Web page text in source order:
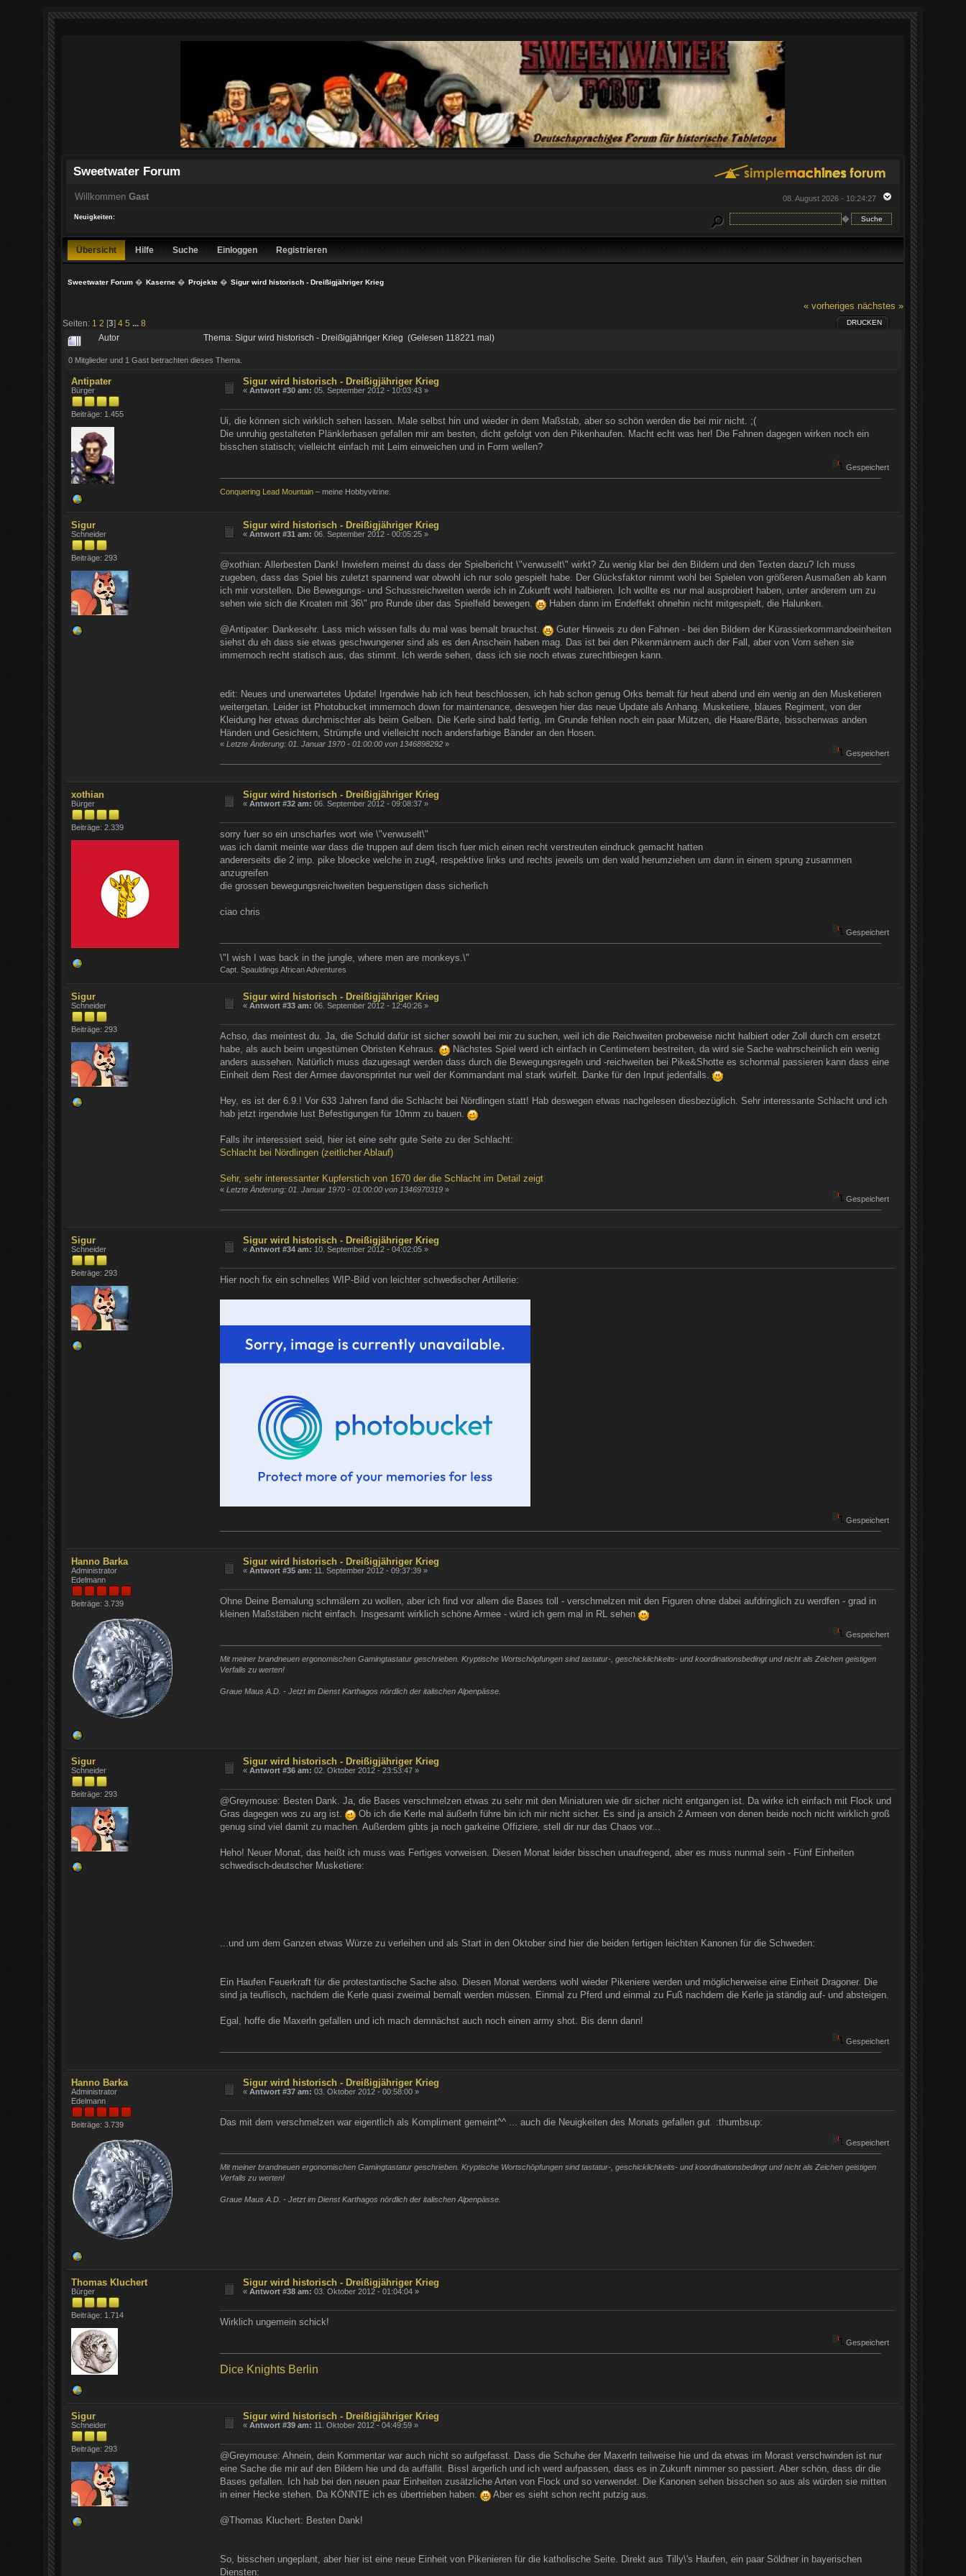
Sweetwater Forum
08. August 2026 - 10:24:27
Willkommen Gast
�
Neuigkeiten:
Übersicht Hilfe Suche Einloggen Registrieren
Sweetwater Forum� Kaserne� Projekte� Sigur wird historisch - Dreißigjähriger Krieg
« vorheriges nächstes »
Seiten: 1 2 [3]4 5 ...8 DRUCKEN
Autor Thema: Sigur wird historisch - Dreißigjähriger Krieg (Gelesen 118221 mal)
0 Mitglieder und 1 Gast betrachten dieses Thema.
Antipater
Bürger
Beiträge: 1.455
Sigur wird historisch - Dreißigjähriger Krieg
«Antwort #30 am: 05. September 2012 - 10:03:43 »
Ui, die können sich wirklich sehen lassen. Male selbst hin und wieder in dem Maßstab, aber so schön werden die bei mir nicht. ;(
Die unruhig gestalteten Plänklerbasen gefallen mir am besten, dicht gefolgt von den Pikenhaufen. Macht echt was her! Die Fahnen dagegen wirken noch ein
bisschen statisch; vielleicht einfach mit Leim einweichen und in Form wellen?
Gespeichert
Conquering Lead Mountain– meine Hobbyvitrine.
Sigur
Schneider
Beiträge: 293
Sigur wird historisch - Dreißigjähriger Krieg
«Antwort #31 am: 06. September 2012 - 00:05:25 »
@xothian: Allerbesten Dank! Inwiefern meinst du dass der Spielbericht \"verwuselt\" wirkt? Zu wenig klar bei den Bildern und den Texten dazu? Ich muss
zugeben, dass das Spiel bis zuletzt spannend war obwohl ich nur solo gespielt habe. Der Glücksfaktor nimmt wohl bei Spielen von größeren Ausmaßen ab kann
ich mir vorstellen. Die Bewegungs- und Schussreichweiten werde ich in Zukunft wohl halbieren. Ich wollte es nur mal ausprobiert haben, unter anderem um zu
sehen wie sich die Kroaten mit 36\" pro Runde über das Spielfeld bewegen.
Haben dann im Endeffekt ohnehin nicht mitgespielt, die Halunken.
@Antipater: Dankesehr. Lass mich wissen falls du mal was bemalt brauchst.
Guter Hinweis zu den Fahnen - bei den Bildern der Kürassierkommandoeinheiten
siehst du eh dass sie etwas geschwungener sind als es den Anschein haben mag. Das ist bei den Pikenmännern auch der Fall, aber von Vorn sehen sie
immernoch recht statisch aus, das stimmt. Ich werde sehen, dass ich sie noch etwas zurechtbiegen kann.
edit: Neues und unerwartetes Update! Irgendwie hab ich heut beschlossen, ich hab schon genug Orks bemalt für heut abend und ein wenig an den Musketieren
weitergetan. Leider ist Photobucket immernoch down for maintenance, deswegen hier das neue Update als Anhang. Musketiere, blaues Regiment, von der
Kleidung her etwas durchmischter als beim Gelben. Die Kerle sind bald fertig, im Grunde fehlen noch ein paar Mützen, die Haare/Bärte, bisschenwas anden
Händen und Gesichtern, Strümpfe und vielleicht noch andersfarbige Bänder an den Hosen.
« Letzte Änderung: 01. Januar 1970 - 01:00:00 von 1346898292»
Gespeichert
xothian
Bürger
Beiträge: 2.339
Sigur wird historisch - Dreißigjähriger Krieg
«Antwort #32 am: 06. September 2012 - 09:08:37 »
sorry fuer so ein unscharfes wort wie \"verwuselt\"
was ich damit meinte war dass die truppen auf dem tisch fuer mich einen recht verstreuten eindruck gemacht hatten
andererseits die 2 imp. pike bloecke welche in zug4, respektive links und rechts jeweils um den wald herumziehen um dann in einem sprung zusammen
anzugreifen
die grossen bewegungsreichweiten beguenstigen dass sicherlich
ciao chris
Gespeichert
\"I wish I was back in the jungle, where men are monkeys.\"
Capt. Spauldings African Adventures
Sigur
Schneider
Beiträge: 293
Sigur wird historisch - Dreißigjähriger Krieg
«Antwort #33 am: 06. September 2012 - 12:40:26 »
Achso, das meintest du. Ja, die Schuld dafür ist sicher sowohl bei mir zu suchen, weil ich die Reichweiten probeweise nicht halbiert oder Zoll durch cm ersetzt
habe, als auch beim ungestümen Obristen Kehraus.
Nächstes Spiel werd ich einfach in Centimetern bestreiten, da wird sie Sache wahrscheinlich ein wenig
anders aussehen. Natürlich muss dazugesagt werden dass durch die Bewegungsregeln und -reichweiten bei Pike&Shotte es schonmal passieren kann dass eine
Einheit dem Rest der Armee davonsprintet nur weil der Kommandant mal stark würfelt. Danke für den Input jedenfalls.
Hey, es ist der 6.9.! Vor 633 Jahren fand die Schlacht bei Nördlingen statt! Hab deswegen etwas nachgelesen diesbezüglich. Sehr interessante Schlacht und ich
hab jetzt irgendwie lust Befestigungen für 10mm zu bauen.
Falls ihr interessiert seid, hier ist eine sehr gute Seite zu der Schlacht:
Schlacht bei Nördlingen (zeitlicher Ablauf)
Sehr, sehr interessanter Kupferstich von 1670 der die Schlacht im Detail zeigt
« Letzte Änderung: 01. Januar 1970 - 01:00:00 von 1346970319»
Gespeichert
Sigur
Schneider
Beiträge: 293
Sigur wird historisch - Dreißigjähriger Krieg
«Antwort #34 am: 10. September 2012 - 04:02:05 »
Hier noch fix ein schnelles WIP-Bild von leichter schwedischer Artillerie:
Gespeichert
Hanno Barka
Administrator
Edelmann
Beiträge: 3.739
Sigur wird historisch - Dreißigjähriger Krieg
«Antwort #35 am: 11. September 2012 - 09:37:39 »
Ohne Deine Bemalung schmälern zu wollen, aber ich find vor allem die Bases toll - verschmelzen mit den Figuren ohne dabei aufdringlich zu werdfen - grad in
kleinen Maßstäben nicht einfach. Insgesamt wirklich schöne Armee - würd ich gern mal in RL sehen
Gespeichert
Mit meiner brandneuen ergonomischen Gamingtastatur geschrieben. Kryptische Wortschöpfungen sind tastatur-, geschicklichkeits- und koordinationsbedingt und nicht als Zeichen geistigen
Verfalls zu werten!
Graue Maus A.D. - Jetzt im Dienst Karthagos nördlich der italischen Alpenpässe.
Sigur
Schneider
Beiträge: 293
Sigur wird historisch - Dreißigjähriger Krieg
«Antwort #36 am: 02. Oktober 2012 - 23:53:47 »
@Greymouse: Besten Dank. Ja, die Bases verschmelzen etwas zu sehr mit den Miniaturen wie dir sicher nicht entgangen ist. Da wirke ich einfach mit Flock und
Gras dagegen wos zu arg ist.
Ob ich die Kerle mal äußerln führe bin ich mir nicht sicher. Es sind ja ansich 2 Armeen von denen beide noch nicht wirklich groß
genug sind viel damit zu machen. Außerdem gibts ja noch garkeine Offiziere, stell dir nur das Chaos vor...
Heho! Neuer Monat, das heißt ich muss was Fertiges vorweisen. Diesen Monat leider bisschen unaufregend, aber es muss nunmal sein - Fünf Einheiten
schwedisch-deutscher Musketiere:
...und um dem Ganzen etwas Würze zu verleihen und als Start in den Oktober sind hier die beiden fertigen leichten Kanonen für die Schweden:
Ein Haufen Feuerkraft für die protestantische Sache also. Diesen Monat werdens wohl wieder Pikeniere werden und möglicherweise eine Einheit Dragoner. Die
sind ja teuflisch, nachdem die Kerle quasi zweimal bemalt werden müssen. Einmal zu Pferd und einmal zu Fuß nachdem die Kerle ja ständig auf- und absteigen.
Egal, hoffe die Maxerln gefallen und ich mach demnächst auch noch einen army shot. Bis denn dann!
Gespeichert
Hanno Barka
Administrator
Edelmann
Beiträge: 3.739
Sigur wird historisch - Dreißigjähriger Krieg
«Antwort #37 am: 03. Oktober 2012 - 00:58:00 »
Das mit dem verschmelzen war eigentlich als Kompliment gemeint^^ ... auch die Neuigkeiten des Monats gefallen gut :thumbsup:
Gespeichert
Mit meiner brandneuen ergonomischen Gamingtastatur geschrieben. Kryptische Wortschöpfungen sind tastatur-, geschicklichkeits- und koordinationsbedingt und nicht als Zeichen geistigen
Verfalls zu werten!
Graue Maus A.D. - Jetzt im Dienst Karthagos nördlich der italischen Alpenpässe.
Thomas Kluchert
Bürger
Beiträge: 1.714
Sigur wird historisch - Dreißigjähriger Krieg
«Antwort #38 am: 03. Oktober 2012 - 01:04:04 »
Wirklich ungemein schick!
Gespeichert
Dice Knights Berlin
Sigur
Schneider
Beiträge: 293
Sigur wird historisch - Dreißigjähriger Krieg
«Antwort #39 am: 11. Oktober 2012 - 04:49:59 »
@Greymouse: Ahnein, dein Kommentar war auch nicht so aufgefasst. Dass die Schuhe der Maxerln teilweise hie und da etwas im Morast verschwinden ist nur
eine Sache die mir auf den Bildern hie und da auffällit. Bissl ärgerlich und ich werd aufpassen, dass es in Zukunft nimmer so passiert. Aber schön, dass dir die
Bases gefallen. Ich hab bei den neuen paar Einheiten zusätzliche Arten von Flock und so verwendet. Die Kanonen sehen bisschen so aus als würden sie mitten
in einer Hecke stehen. Da KÖNNTE ich es übertrieben haben.
Aber es sieht schon recht putzig aus.
@Thomas Kluchert: Besten Dank!
So, bisschen ungeplant, aber hier ist eine neue Einheit von Pikenieren für die katholische Seite. Direkt aus Tilly\'s Haufen, ein paar Söldner in bayerischen
Diensten: